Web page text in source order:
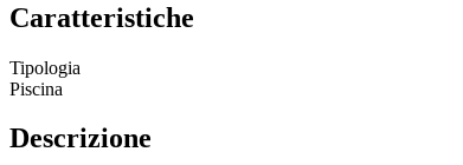
Caratteristiche
Tipologia
Piscina
Descrizione